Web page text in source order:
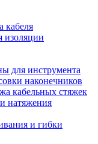
кабеля
изоляции
для инструмента
наконечников
кабельных стяжек
натяжения
и гибки